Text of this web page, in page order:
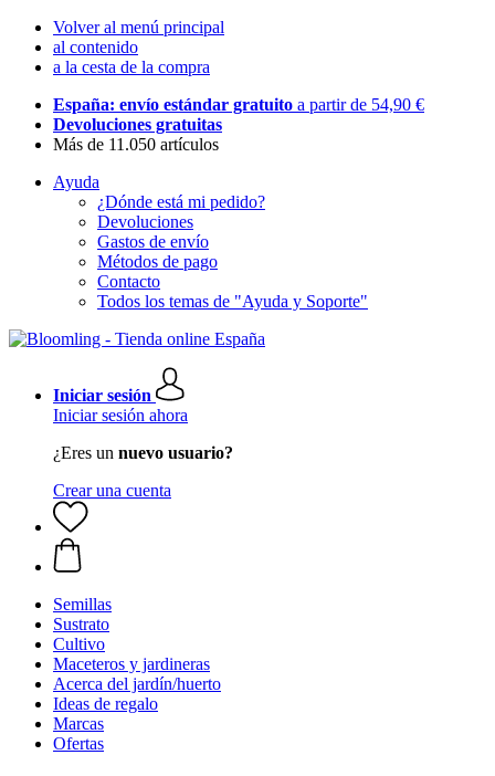
Volver al menú principal
al contenido
a la cesta de la compra
España: envío estándar gratuito a partir de 54,90 €
Devoluciones gratuitas
Más de 11.050 artículos
Ayuda
¿Dónde está mi pedido?
Devoluciones
Gastos de envío
Métodos de pago
Contacto
Todos los temas de "Ayuda y Soporte"
Iniciar sesión
Iniciar sesión ahora
¿Eres un nuevo usuario?
Crear una cuenta
Semillas
Sustrato
Cultivo
Maceteros y jardineras
Acerca del jardín/huerto
Ideas de regalo
Marcas
Ofertas